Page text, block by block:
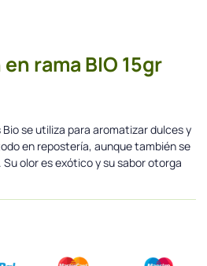
rama BIO 15gr
se utiliza para aromatizar dulces y
en repostería, aunque también se
olor es exótico y su sabor otorga